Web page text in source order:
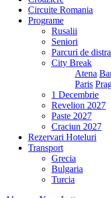
Circuite Romania
Programe
Rusalii
Seniori
Parcuri de
City Break
Atena
Paris
1 Decembrie
Revelion 2027
Paste 2027
Craciun 2027
Rezervari Hoteluri
Transport
Grecia
Bulgaria
Turcia